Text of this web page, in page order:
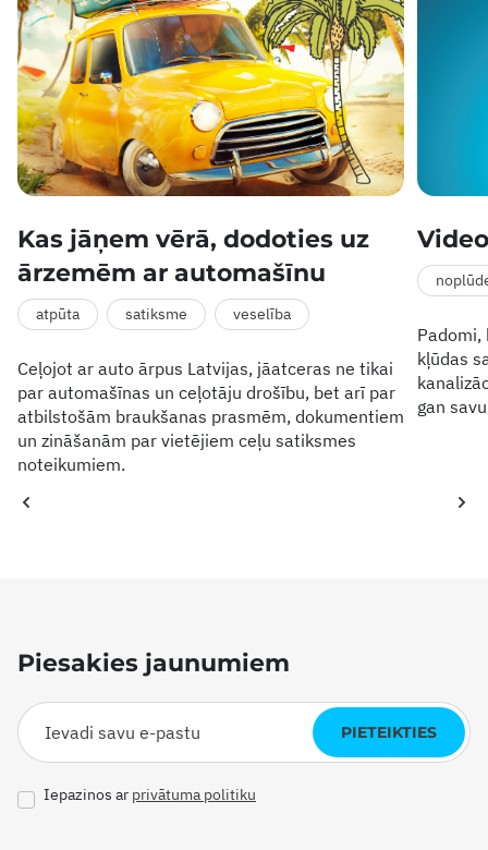
Kas jāņem vērā, dodoties uz
ārzemēm ar automašīnu
atpūta satiksme veselība
Ceļojot ar auto ārpus Latvijas, jāatceras ne tikai
par automašīnas un ceļotāju drošību, bet arī par
atbilstošām braukšanas prasmēm, dokumentiem
un zināšanām par vietējiem ceļu satiksmes
noteikumiem.
kļūdas
gan
Piesakies jaunumiem
PIETEIKTIES
Iepazinos ar privātuma politiku